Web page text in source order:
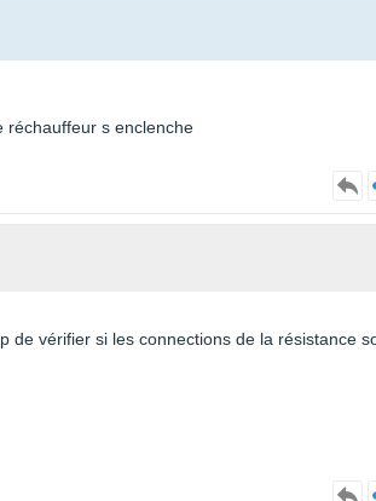
réchauffeur s enclenche
de vérifier si les connections de la résistance